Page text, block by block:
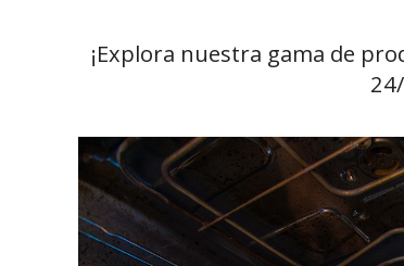
¡Explora nuestra gama de